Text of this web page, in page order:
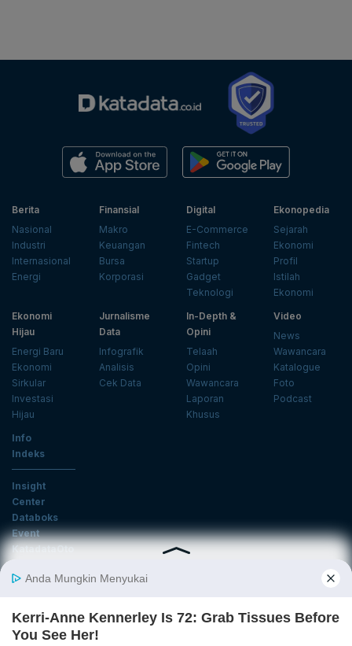
Berita
Nasional
Industri
Internasional
Energi
Finansial
Makro
Keuangan
Bursa
Korporasi
Digital
E-Commerce
Fintech
Startup
Gadget
Teknologi
Ekonopedia
Sejarah
Ekonomi
Profil
Istilah
Ekonomi
Ekonomi
Hijau
Energi Baru
Ekonomi
Sirkular
Investasi
Hijau
Jurnalisme
Data
Infografik
Analisis
Cek Data
In-Depth &
Opini
Telaah
Opini
Wawancara
Laporan
Khusus
Video
News
Wawancara
Katalogue
Foto
Podcast
Info
Indeks
Insight
Center
Databoks
Event
KatadataOto
Email
Daftar